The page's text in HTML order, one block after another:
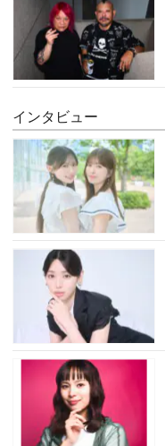
インタビュー